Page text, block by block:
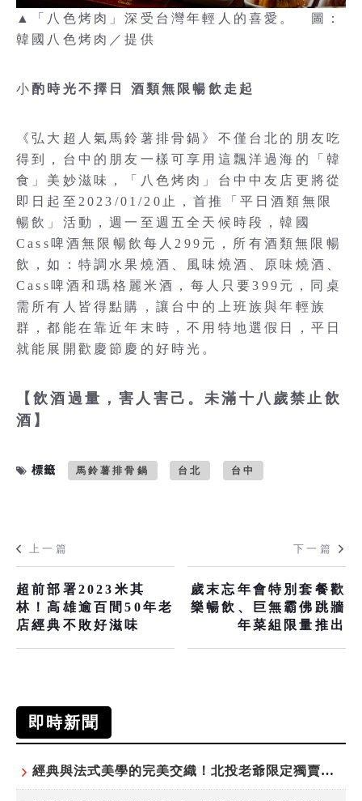
▲「八色烤肉」深受台灣年輕人的喜愛。 圖：
韓國八色烤肉／提供
小 酌時光不擇日 酒類無限暢飲走起
《弘大超人氣馬鈴薯排骨鍋》不僅台北的朋友吃
得到，台中的朋友一樣可享用這飄洋過海的「韓
食」美妙滋味，「八色烤肉」台中中友店更將從
即日起至2023/01/20止，首推「平日酒類無限
暢飲」活動，週一至週五全天候時段，韓國
Cass啤酒無限暢飲每人299元，所有酒類無限暢
飲，如：特調水果燒酒、風味燒酒、原味燒酒、
Cass啤酒和瑪格麗米酒，每人只要399元，同桌
需所有人皆得點購，讓台中的上班族與年輕族
群，都能在靠近年末時，不用特地選假日，平日
就能展開歡慶節慶的好時光。
【飲酒過量，害人害己。未滿十八歲禁止飲
酒】
標籤 馬鈴薯排骨鍋 台北 台中
上一篇
超前部署2023米其
林！高雄逾百間50年老
店經典不敗好滋味
下一篇
歲末忘年會特別套餐歡
樂暢飲、巨無霸佛跳牆
年菜組限量推出
即時新聞
經典與法式美學的完美交織！北投老爺限定獨賣「泉月菠蘿映心」中秋禮盒